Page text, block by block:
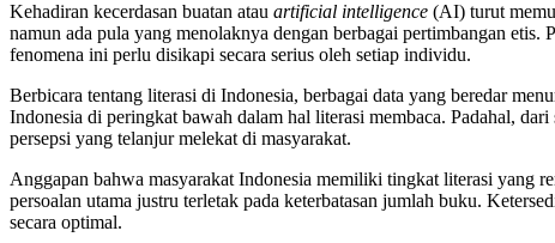
Kehadiran kecerdasan buatan atau artificial intelligence (AI) turut
namun ada pula yang menolaknya dengan berbagai pertimbangan
fenomena ini perlu disikapi secara serius oleh setiap individu.
Berbicara tentang literasi di Indonesia, berbagai data yang beredar
Indonesia di peringkat bawah dalam hal literasi membaca. Padahal,
persepsi yang telanjur melekat di masyarakat.
Anggapan bahwa masyarakat Indonesia memiliki tingkat literasi yang
persoalan utama justru terletak pada keterbatasan jumlah buku.
secara optimal.